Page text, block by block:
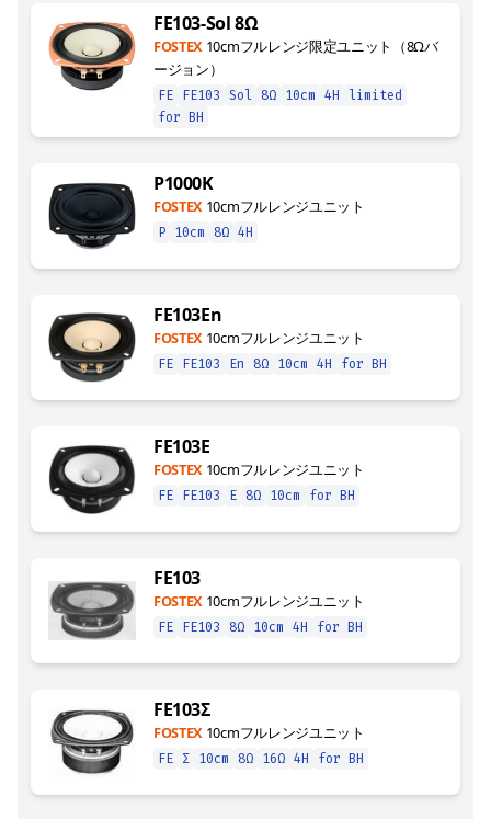
FE103-Sol 8Ω
FOSTEX 10cmフルレンジ限定ユニット（8Ωバ
ージョン）
FE FE103 Sol 8Ω 10cm 4H
limited
for BH
P1000K
FOSTEX 10cmフルレンジユニット
P 10cm 8Ω 4H
FE103En
FOSTEX 10cmフルレンジユニット
FE FE103 En 8Ω 10cm 4H for BH
FE103E
FOSTEX 10cmフルレンジユニット
FE FE103 E 8Ω 10cm for BH
FE103
FOSTEX 10cmフルレンジユニット
FE FE103 8Ω 10cm 4H for BH
FE103Σ
FOSTEX 10cmフルレンジユニット
FE Σ 10cm 8Ω 16Ω 4H for BH